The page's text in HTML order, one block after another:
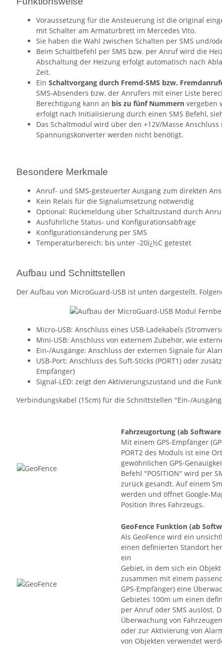
Voraussetzung für die Ansteuerung ist die original
mit Schalter am Armaturbrett im Mercedes Vito.
Sie haben die Wahl zwischen Schalten per SMS und/
Beim Schaltbefehl per SMS bzw. per Anruf wird die
Abschaltung der Heizung erfolgt automatisch nach
Zeit.
Ein Schaltvorgang durch Fremd-SMS bzw.
SMS-Absenders bzw. der Anrufers mit einer Liste
Berechtigung kann an bis zu fünf Nummern vergeben
erfolgt nach Initialisierung durch einen SMS Befehl,
Das Schaltmodul wird über den +12V/Masse
Spannungskonverter werden nicht benötigt.
Besondere Merkmale
Anruf- und SMS-gesteuerter Ausgang zum direkten
Kein Relais für die Signalumsetzung notwendig
Optional: Rückmeldung über Schaltzustand durch
Ausführliche Status- und Konfigurationsabfrage
Konfigurationsänderung per SMS
Temperaturbereich: bis unter -20ï¿½C getestet
Aufbau und Schnittstellen
Der Aufbau von MicroGuard-USB ist unten dargestellt.
Micro-USB: Anschluss eines USB-Ladekabels
Mini-USB: Anschluss von externem Zubehör, wie
Ein-/Ausgänge: Anschluss der externen Signale für
USB-Port: Anschluss des Suft-Sticks (PORT1) oder
Empfänger)
Signal-LED: zeigt den Aktivierungszustand und die
Verbindungskabel (15cm) für die Schnittstellen "Ein-/
Fahrzeugortung (ab Software
Mit einem GPS-Empfänger
PORT2 des Moduls ist eine
gewöhnlichen GPS-
Befehl "POSITION" wird per
zurück gesandt. Auf einem
werden und öffnet Google-
Position Ihres Fahrzeugs.
GeoFence Funktion (ab
Als GeoFence wird ein
einen definierten Standort
ein
Gebiet, in dem sich ein
zusammen mit einem
GPS-Empfänger) eine
Gebietes 100m um einen
per Anruf oder SMS auslöst.
Überwachung von
oder zur Aktivierung von
von Objekten verwendet